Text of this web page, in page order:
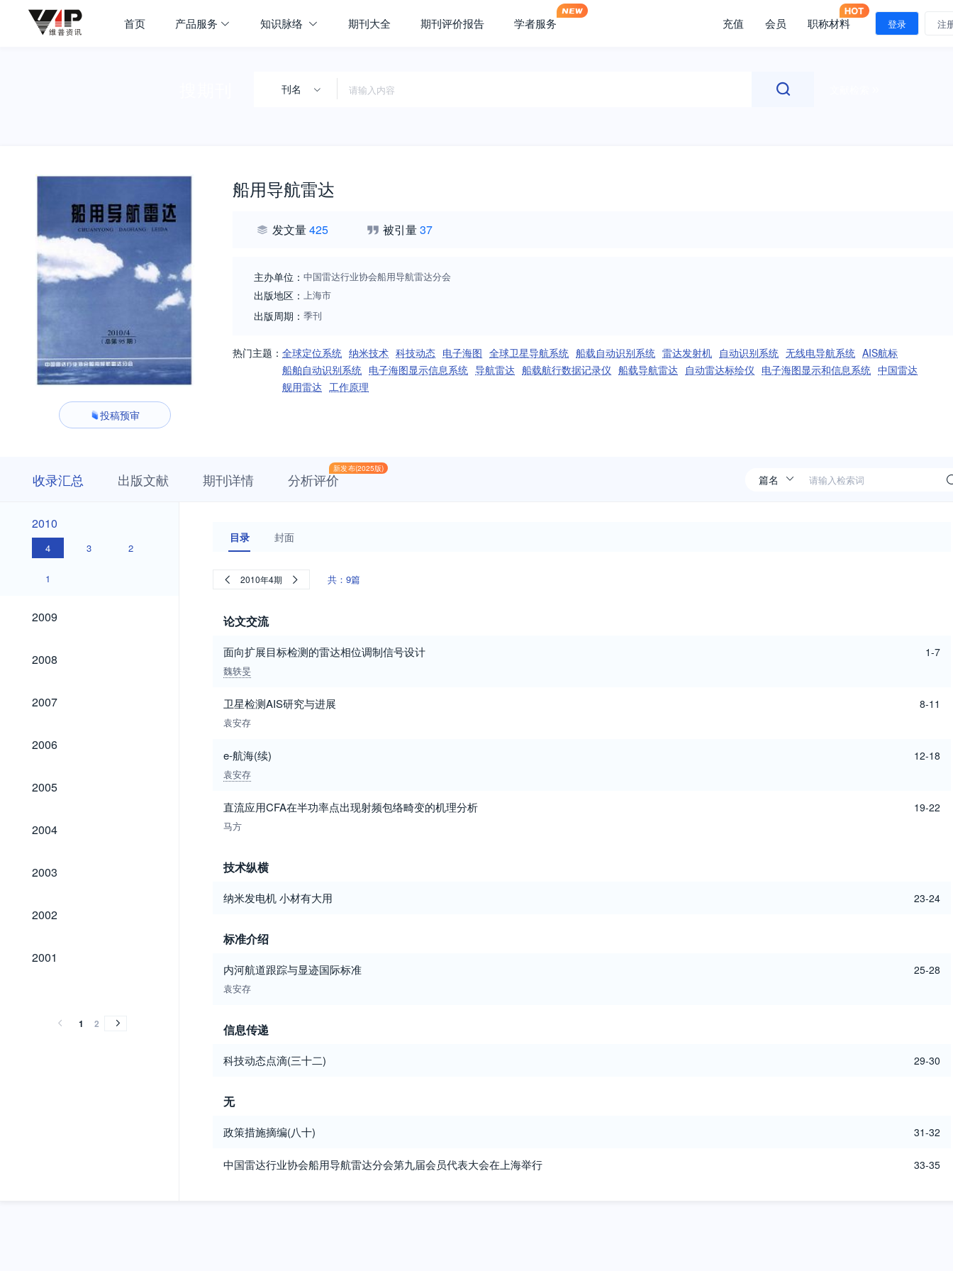
首页 产品服务 知识脉络 期刊大全 期刊评价报告 学者服务 充值 会员 职称材料 登录 注
刊名
投稿预审
船用导航雷达
发文量425 被引量37
主办单位： 中国雷达行业协会船用导航雷达分会
出版地区： 上海市
出版周期： 季刊
热门主题： 全球定位系统 纳米技术 科技动态 电子海图 全球卫星导航系统 船载自动识别系统 雷达发射机 自动识别系统 无线电导航系统 AIS航标
船舶自动识别系统 电子海图显示信息系统 导航雷达 船载航行数据记录仪 船载导航雷达 自动雷达标绘仪 电子海图显示和信息系统 中国雷达
舰用雷达 工作原理
收录汇总 出版文献 期刊详情
新发布(2025版)
分析评价
2010
2010
4 3 2
1
2009
2009
2008
2008
2007
2007
2006
2006
2005
2005
2004
2004
2003
2003
2002
2002
2001
2001
1 2
目录 封面
2010年4期 共：9篇
论文交流
面向扩展目标检测的雷达相位调制信号设计
魏轶旻
1-7
卫星检测AIS研究与进展
袁安存
8-11
e-航海(续)
袁安存
12-18
直流应用CFA在半功率点出现射频包络畸变的机理分析
马方
19-22
技术纵横
纳米发电机 小材有大用 23-24
标准介绍
内河航道跟踪与显迹国际标准
袁安存
25-28
信息传递
科技动态点滴(三十二) 29-30
无
政策措施摘编(八十) 31-32
中国雷达行业协会船用导航雷达分会第九届会员代表大会在上海举行 33-35